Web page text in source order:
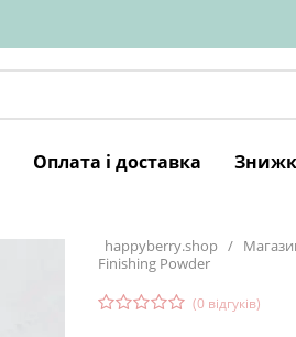
Оплата і доставка
happyberry.shop /
Finishing Powder
(0 відгуків)